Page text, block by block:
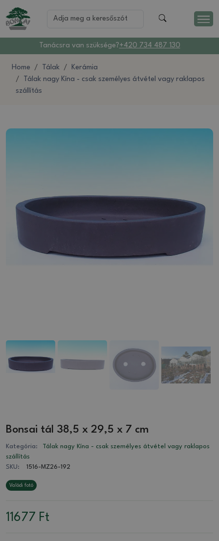
Tanácsra van szüksége?+420 734 487 130
Home Tálak
Kerámia
Tálak nagy Kína - csak személyes átvétel vagy raklapos
szállítás
Bonsai tál 38,5 x 29,5 x 7 cm
Kategória:
Tálak nagy Kína - csak személyes átvétel vagy raklapos
szállítás
SKU:
1516-MZ26-192
Valódi fotó
11677 Ft